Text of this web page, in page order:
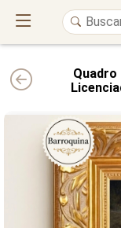
UM